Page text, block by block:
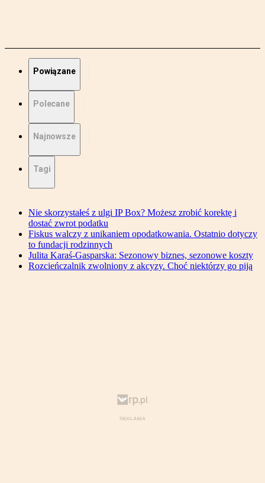
Powiązane
Polecane
Najnowsze
Tagi
Nie skorzystałeś z ulgi IP Box? Możesz zrobić korektę i
dostać zwrot podatku
Fiskus walczy z unikaniem opodatkowania. Ostatnio dotyczy
to fundacji rodzinnych
Julita Karaś-Gasparska: Sezonowy biznes, sezonowe koszty
Rozcieńczalnik zwolniony z akcyzy. Choć niektórzy go piją